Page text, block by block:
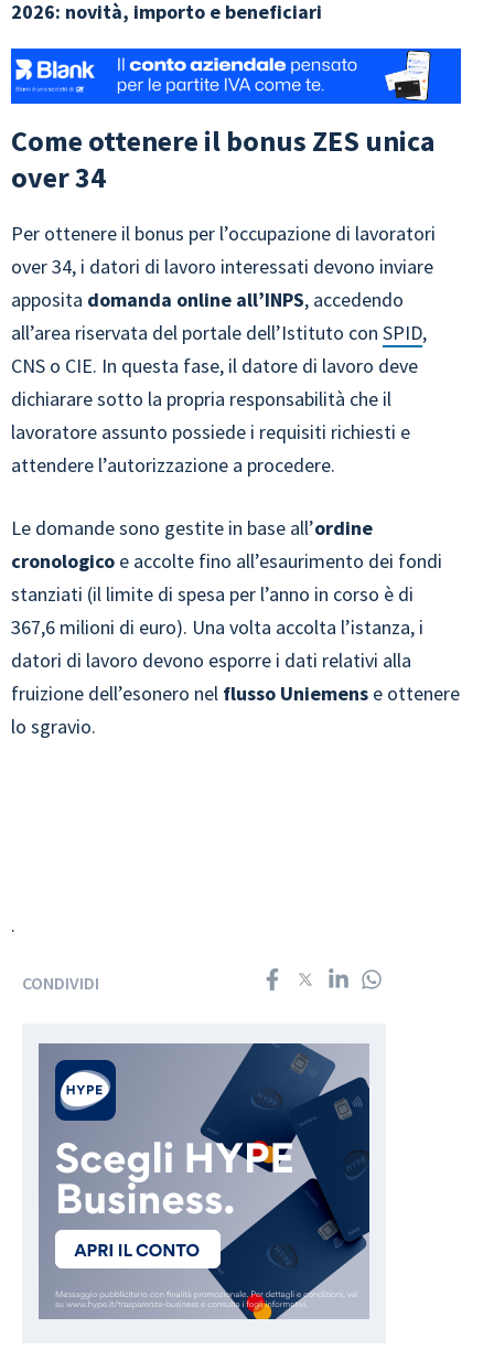
2026: novità, importo e beneficiari
Come ottenere il bonus ZES unica
over 34
Per ottenere il bonus per l’occupazione di lavoratori
over 34, i datori di lavoro interessati devono inviare
apposita domanda online all’INPS, accedendo
all’area riservata del portale dell’Istituto con SPID,
CNS o CIE. In questa fase, il datore di lavoro deve
dichiarare sotto la propria responsabilità che il
lavoratore assunto possiede i requisiti richiesti e
attendere l’autorizzazione a procedere.
Le domande sono gestite in base all’ordine
cronologico e accolte fino all’esaurimento dei fondi
stanziati (il limite di spesa per l’anno in corso è di
367,6 milioni di euro). Una volta accolta l’istanza, i
datori di lavoro devono esporre i dati relativi alla
fruizione dell’esonero nel flusso Uniemens e ottenere
lo sgravio.
.
CONDIVIDI